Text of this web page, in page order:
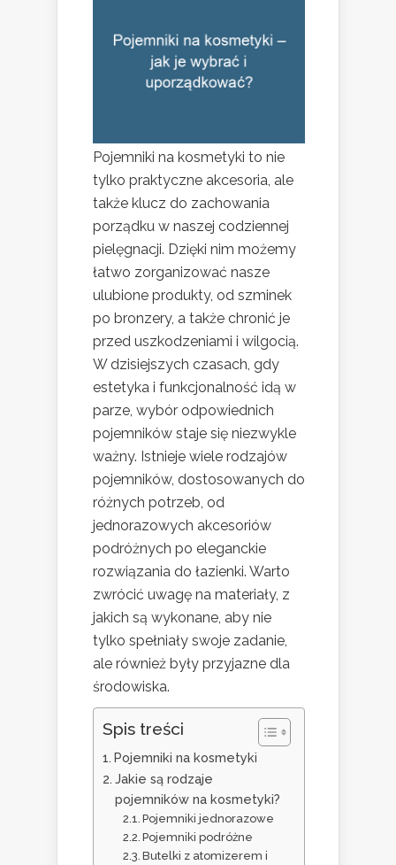
Pojemniki na kosmetyki to nie
tylko praktyczne akcesoria, ale
także klucz do zachowania
porządku w naszej codziennej
pielęgnacji. Dzięki nim możemy
łatwo zorganizować nasze
ulubione produkty, od szminek
po bronzery, a także chronić je
przed uszkodzeniami i wilgocią.
W dzisiejszych czasach, gdy
estetyka i funkcjonalność idą w
parze, wybór odpowiednich
pojemników staje się niezwykle
ważny. Istnieje wiele rodzajów
pojemników, dostosowanych do
różnych potrzeb, od
jednorazowych akcesoriów
podróżnych po eleganckie
rozwiązania do łazienki. Warto
zwrócić uwagę na materiały, z
jakich są wykonane, aby nie
tylko spełniały swoje zadanie,
ale również były przyjazne dla
środowiska.
Spis treści
Pojemniki na kosmetyki
Jakie są rodzaje
pojemników na kosmetyki?
Pojemniki jednorazowe
Pojemniki podróżne
Butelki z atomizerem i